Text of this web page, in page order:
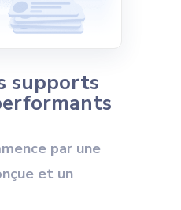
supports
par une
et un